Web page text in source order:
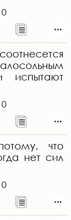
0
испытают
0
что
нет сил
0